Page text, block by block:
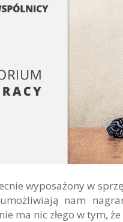
wyposażony w
nam
ma nic złego w tym,